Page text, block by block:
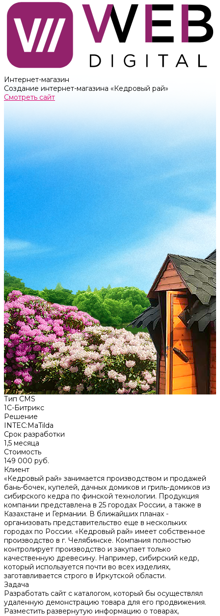
Интернет-магазин
Создание интернет-магазина «Кедровый рай»
Смотреть сайт
Тип CMS
1C-Битрикс
Решение
INTEC:MaTilda
Срок разработки
1,5 месяца
Стоимость
149 000 руб.
Клиент
«Кедровый рай» занимается производством и продажей
бань-бочек, купелей, дачных домиков и гриль-домиков из
сибирского кедра по финской технологии. Продукция
компании представлена в 25 городах России, а также в
Казахстане и Германии. В ближайших планах -
организовать представительство еще в нескольких
городах по России. «Кедровый рай» имеет собственное
производство в г. Челябинске. Компания полностью
контролирует производство и закупает только
качественную древесину. Например, сибирский кедр,
который используется почти во всех изделиях,
заготавливается строго в Иркутской области.
Задача
Разработать сайт с каталогом, который бы осуществлял
удаленную демонстрацию товара для его продвижения.
Разместить развернутую информацию о товарах,